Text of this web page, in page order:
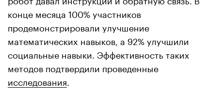
конце месяца 100% участников
продемонстрировали улучшение
математических навыков, а 92% улучшили
социальные навыки. Эффективность таких
методов подтвердили проведенные
исследования